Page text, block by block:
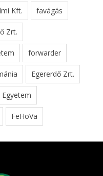
Kft. favágás
Zrt.
forwarder
Egererdő Zrt.
FeHoVa